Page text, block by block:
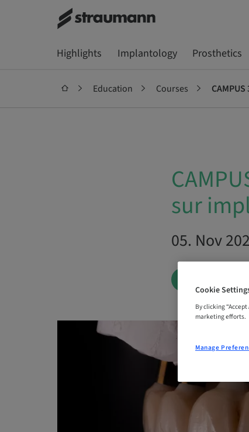
Highlights Implantology Prosthetics
Education Courses
sur
05. Nov
Cookie
By clicking
marketing efforts.
Manage